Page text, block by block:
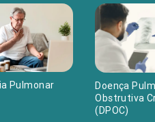
Pulmonar
Doença
Obstrutiva
(DPOC)